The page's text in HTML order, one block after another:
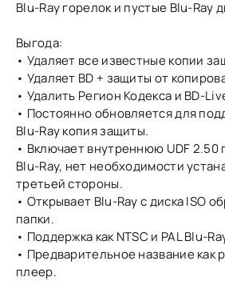
Blu-Ray горелок и пустые Blu-Ray
Выгода:
• Удаляет все известные копии
• Удаляет BD + защиты от
• Удалить Регион Кодекса и BD-
• Постоянно обновляется для
Blu-Ray копия защиты.
• Включает внутреннюю UDF 2.50
Blu-Ray, нет необходимости
третьей стороны.
• Открывает Blu-Ray с диска ISO
папки.
• Поддержка как NTSC и PAL Blu-
• Предварительное название как
плеер.